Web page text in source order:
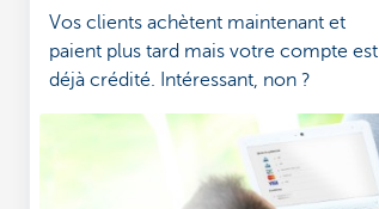
Vos clients achètent maintenant et
paient plus tard mais votre compte est
déjà crédité. Intéressant, non ?